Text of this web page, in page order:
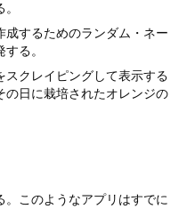
成するためのランダム・ネー
る。
スクレイピングして表示する
の日に栽培されたオレンジの
このようなアプリはすでに